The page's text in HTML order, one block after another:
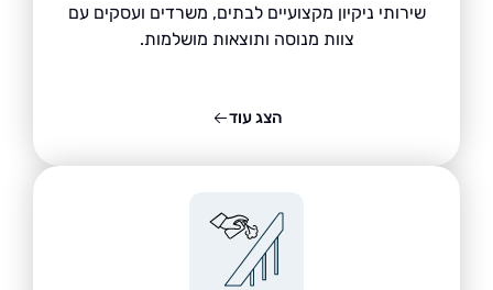
שירותי ניקיון מקצועיים לבתים, משרדים ועסקים עם
צוות מנוסה ותוצאות מושלמות.